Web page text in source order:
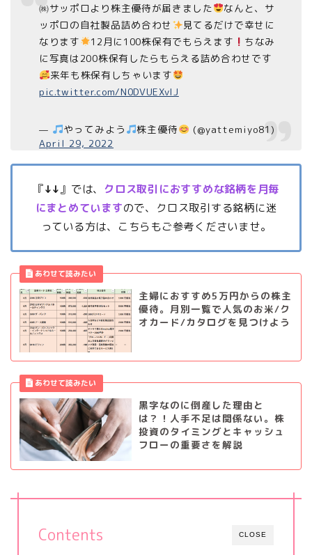
㈱サッポロより株主優待が届きました
なんと、サ
ッポロの自社製品詰め合わせ
見てるだけで幸せに
なります
12月に100株保有でもらえます
ちなみ
に写真は200株保有したらもらえる詰め合わせです
来年も株保有しちゃいます
pic.twitter.com/N0DVUEXvIJ
— やってみよう 株主優待
(@yattemiyo81)
April 29, 2022
『↓↓』では、 クロス取引におすすめな銘柄を月毎
にまとめていますので、クロス取引する銘柄に迷
っている方は、こちらもご参考くださいませ。
主婦におすすめ5万円からの株主
優待。月別一覧で人気のお米/ク
オカード/カタログを見つけよう
黒字なのに倒産した理由と
は？！人手不足は関係ない。株
投資のタイミングとキャッシュ
フローの重要さを解説
CLOSE
Contents